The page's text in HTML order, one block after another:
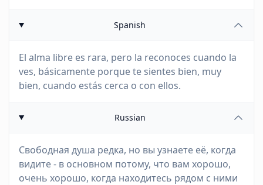
Spanish
El alma libre es rara, pero la reconoces cuando la
ves, básicamente porque te sientes bien, muy
bien, cuando estás cerca o con ellos.
Russian
Свободная душа редка, но вы узнаете её, когда
видите - в основном потому, что вам хорошо,
очень хорошо, когда находитесь рядом с ними